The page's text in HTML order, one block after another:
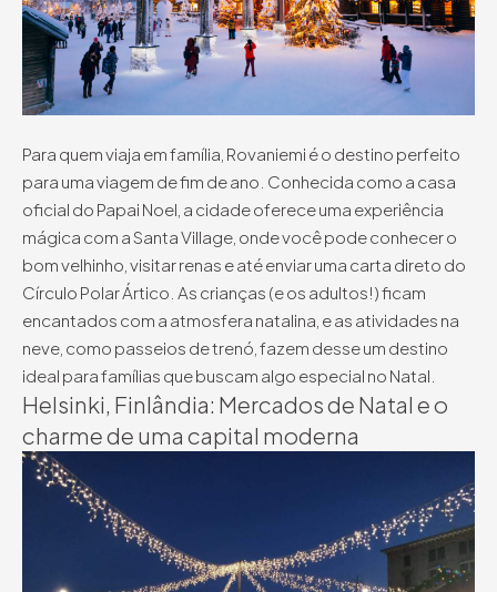
Para quem viaja em família, Rovaniemi é o destino perfeito
para uma viagem de fim de ano. Conhecida como a casa
oficial do Papai Noel, a cidade oferece uma experiência
mágica com a Santa Village, onde você pode conhecer o
bom velhinho, visitar renas e até enviar uma carta direto do
Círculo Polar Ártico. As crianças (e os adultos!) ficam
encantados com a atmosfera natalina, e as atividades na
neve, como passeios de trenó, fazem desse um destino
ideal para famílias que buscam algo especial no Natal.
Helsinki, Finlândia: Mercados de Natal e o
charme de uma capital moderna